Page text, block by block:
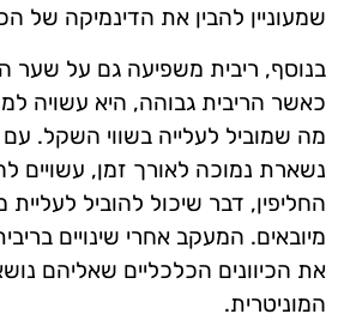
שמעוניין להבין את הדינמיקה של
בנוסף, ריבית משפיעה גם על שער
כאשר הריבית גבוהה, היא עשויה
מה שמוביל לעלייה בשווי השקל.
נשארת נמוכה לאורך זמן, עשויים
החליפין, דבר שיכול להוביל לעליית
מיובאים. המעקב אחרי שינויים
את הכיוונים הכלכליים שאליהם
המוניטרית.